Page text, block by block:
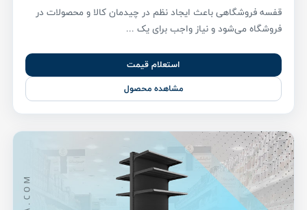
قفسه فروشگاهی باعث ایجاد نظم در چیدمان کالا و محصولات در
فروشگاه می‌شود و نیاز واجب برای یک ...
استعلام قیمت
مشاهده محصول